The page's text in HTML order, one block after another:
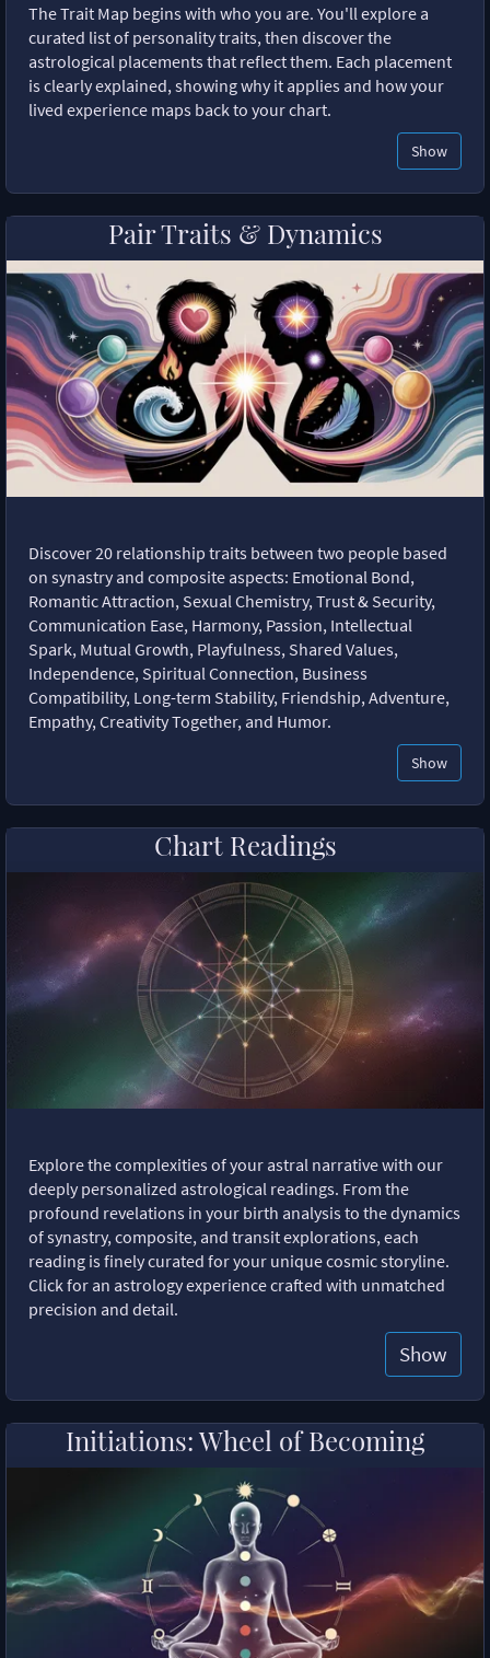
The Trait Map begins with who you are. You'll explore a
curated list of personality traits, then discover the
astrological placements that reflect them. Each placement
is clearly explained, showing why it applies and how your
lived experience maps back to your chart.
Show
Pair Traits & Dynamics
Discover 20 relationship traits between two people based
on synastry and composite aspects: Emotional Bond,
Romantic Attraction, Sexual Chemistry, Trust & Security,
Communication Ease, Harmony, Passion, Intellectual
Spark, Mutual Growth, Playfulness, Shared Values,
Independence, Spiritual Connection, Business
Compatibility, Long-term Stability, Friendship, Adventure,
Empathy, Creativity Together, and Humor.
Show
Chart Readings
Explore the complexities of your astral narrative with our
deeply personalized astrological readings. From the
profound revelations in your birth analysis to the dynamics
of synastry, composite, and transit explorations, each
reading is finely curated for your unique cosmic storyline.
Click for an astrology experience crafted with unmatched
precision and detail.
Show
Initiations: Wheel of Becoming